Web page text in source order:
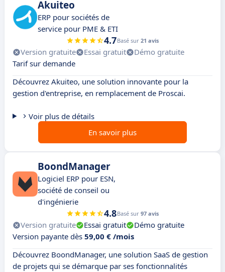
Akuiteo
ERP pour sociétés de
service pour PME & ETI
4.7Basé sur 21 avis
Version gratuite Essai gratuit
Démo gratuite
Tarif sur demande
Découvrez Akuiteo, une solution innovante pour la
gestion d'entreprise, en remplacement de Proscai.
Voir plus de détails
En savoir plus
BoondManager
Logiciel ERP pour ESN,
société de conseil ou
d'ingénierie
4.8Basé sur 97 avis
Version gratuite Essai gratuit
Démo gratuite
Version payante dès 59,00 € /mois
Découvrez BoondManager, une solution SaaS de gestion
de projets qui se démarque par ses fonctionnalités